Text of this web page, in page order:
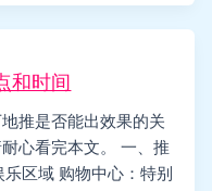
和时间
推是否能出效果的关
心看完本文。 一、推
区域 购物中心：特别